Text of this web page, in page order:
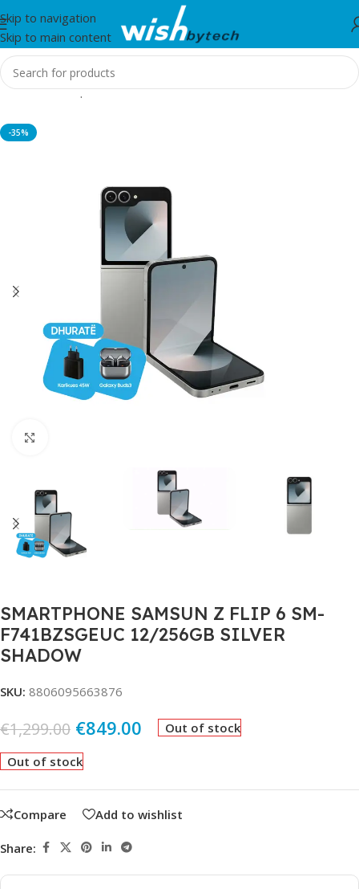
Skip to navigation
Skip to main content
Home/Smartphones
-35%
SMARTPHONE SAMSUN Z FLIP 6 SM-
F741BZSGEUC 12/256GB SILVER
SHADOW
SKU: 8806095663876
€1,299.00 €849.00 Out of stock
Out of stock
Compare Add to wishlist
Share: